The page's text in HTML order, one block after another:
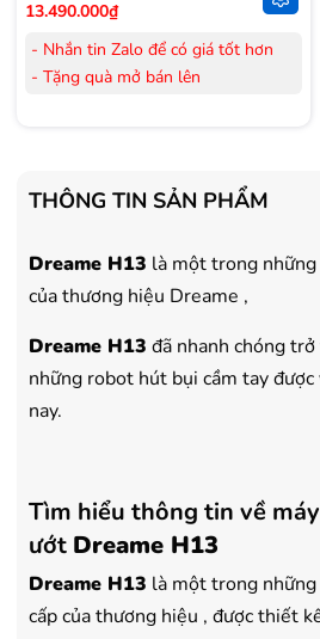
13.490.000₫
- Nhắn tin Zalo để có giá tốt hơn
- Tặng quà mở bán lên
- Tặng Voucher trị giá
150.000đ
mua Máy lọc Không khí
- Lắp đặt, HDSD tại nhà nội thành
Hà Nội, Hồ Chí Minh
- Bảo hành 24 tháng chính hãng
THÔNG TIN SẢN PHẨM
Dreame H13 là một trong
của thương hiệu Dreame ,
Dreame H13 đã nhanh chóng
những robot hút bụi cầm tay
nay.
Tìm hiểu thông tin về
ướt Dreame H13
Dreame H13 là một trong những
cấp của thương hiệu , được thiết